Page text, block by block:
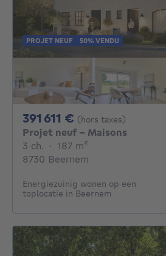
PROJET NEUF 50% VENDU
391 611 € 391611€
(hors taxes)
Projet neuf - Maisons
3 ch. 3 chambres
· 187 m²
8730 Beernem
Energiezuinig wonen op een
toplocatie in Beernem